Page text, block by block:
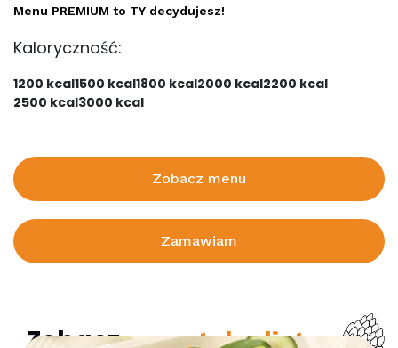
Menu PREMIUM to TY decydujesz!
Kaloryczność:
1200 kcal1500 kcal1800 kcal2000 kcal2200 kcal
2500 kcal3000 kcal
Zobacz menu
Zamawiam
Zobaczpozostałe diety